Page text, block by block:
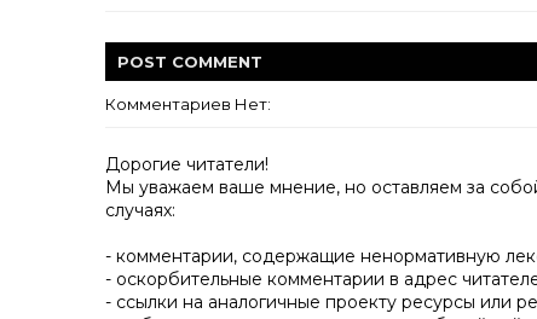
POST COMMENT
Комментариев Нет:
Дорогие читатели!
Мы уважаем ваше мнение, но оставляем за
случаях:
- комментарии, содержащие ненормативную
- оскорбительные комментарии в адрес
- ссылки на аналогичные проекту ресурсы или